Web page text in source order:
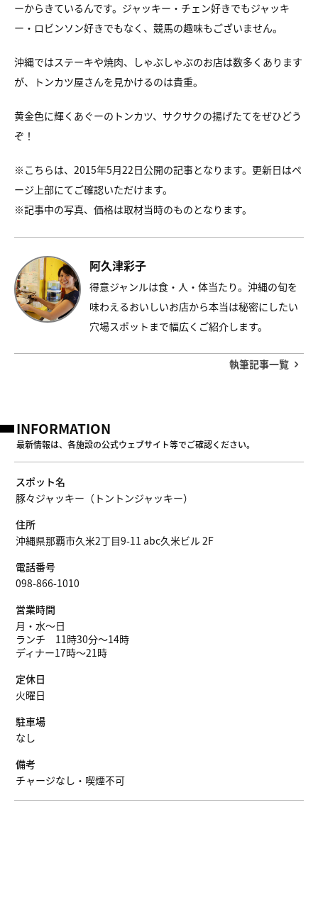
ーからきているんです。 ジャッキー・チェン好きでもジャッキ
ー・ロビンソン好きでもなく、 競馬の趣味もございません。
沖縄ではステーキや焼肉、しゃぶしゃぶのお店は数多くあります
が、
トンカツ屋さんを見かけるのは貴重。
黄金色に輝くあぐーのトンカツ、サクサクの揚げたてをぜひどう
ぞ！
※こちらは、2015年5月22日公開の記事となります。更新日はペ
ージ上部にてご確認いただけます。
※記事中の写真、価格は取材当時のものとなります。
阿久津彩子
得意ジャンルは食・人・体当たり。沖縄の旬を
味わえるおいしいお店から本当は秘密にしたい
穴場スポットまで幅広くご紹介します。
執筆記事一覧
INFORMATION
最新情報は、各施設の公式ウェブサイト等でご確認ください。
スポット名
豚々ジャッキー（トントンジャッキー）
住所
沖縄県那覇市久米2丁目9-11 abc久米ビル 2F
電話番号
098-866-1010
営業時間
月・水〜日
ランチ 11時30分〜14時
ディナー17時〜21時
定休日
火曜日
駐車場
なし
備考
チャージなし・喫煙不可